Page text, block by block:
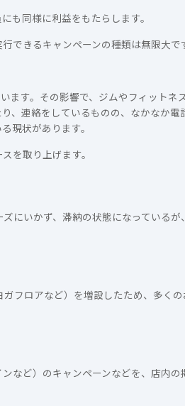
も同様に利益をもたらします。
できるキャンペーンの種類は無限大で
ます。その影響で、ジムやフィット
、連絡をしているものの、なかなか
現状があります。
を取り上げます。
にいかず、滞納の状態になっている
フロアなど）を増設したため、多く
など）のキャンペーンなどを、店内の